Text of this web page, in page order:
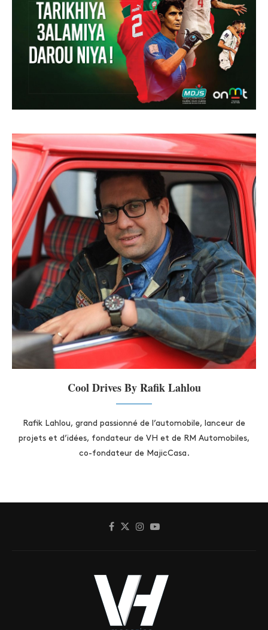
Cool Drives By Rafik Lahlou
Rafik Lahlou, grand passionné de l’automobile, lanceur de
projets et d’idées, fondateur de VH et de RM Automobiles,
co-fondateur de MajicCasa.